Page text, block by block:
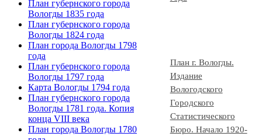
План г. Вологды.
Издание
Вологодского
Городского
Статистического
Бюро. Начало 1920-
План губернского города
Вологды 1835 года
План губернского города
Вологды 1824 года
План города Вологды 1798
года
План губернского города
Вологды 1797 года
Карта Вологды 1794 года
План губернского города
Вологды 1781 года. Копия
конца VIII века
План города Вологды 1780